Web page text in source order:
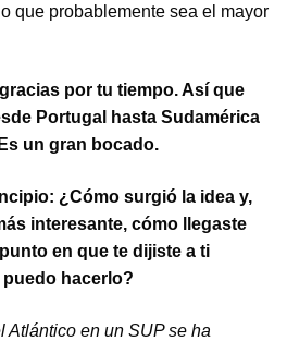
que probablemente sea el mayor
por tu tiempo. Así que
Portugal hasta Sudamérica
un gran bocado.
¿Cómo surgió la idea y,
interesante, cómo llegaste
en que te dijiste a ti
hacerlo?
Atlántico en un SUP se ha